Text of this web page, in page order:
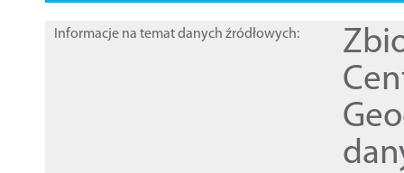
Informacje na temat danych źródłowych: